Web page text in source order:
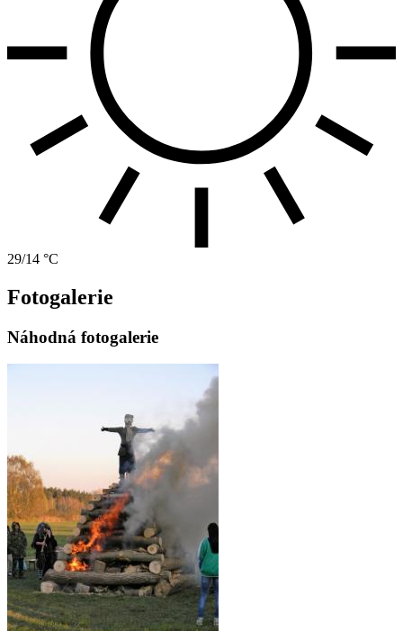
29/14 °C
Fotogalerie
Náhodná fotogalerie